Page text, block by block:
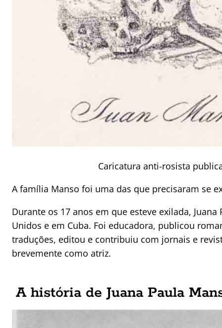
Caricatura anti-rosista
A família Manso foi uma das que precisaram se
Durante os 17 anos em que esteve exilada,
Unidos e em Cuba. Foi educadora, publicou
traduções, editou e contribuiu com jornais e
brevemente como atriz.
A história de Juana Paula